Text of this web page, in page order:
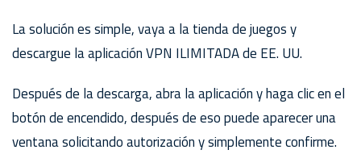
La solución es simple, vaya a la tienda de juegos y
descargue la aplicación VPN ILIMITADA de EE. UU.
Después de la descarga, abra la aplicación y haga clic en el
botón de encendido, después de eso puede aparecer una
ventana solicitando autorización y simplemente confirme.